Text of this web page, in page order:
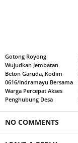
Gotong Royong
Wujudkan Jembatan
Beton Garuda, Kodim
0616/Indramayu Bersama
Warga Percepat Akses
Penghubung Desa
NO COMMENTS